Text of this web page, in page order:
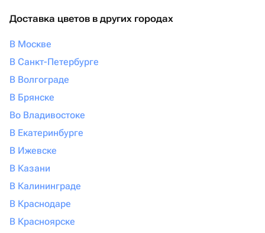
Доставка цветов в других городах
В Москве
В Санкт-Петербурге
В Волгограде
В Брянске
Во Владивостоке
В Екатеринбурге
В Ижевске
В Казани
В Калининграде
В Краснодаре
В Красноярске